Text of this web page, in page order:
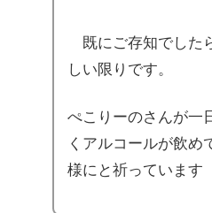
既にご存知でした
しい限りです。
ぺこりーのさんが一
くアルコールが飲め
様にと祈っています